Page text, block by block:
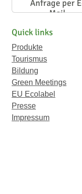
Anfrage per
Mail
Quick links
Produkte
Tourismus
Bildung
Green Meetings
EU Ecolabel
Presse
Impressum